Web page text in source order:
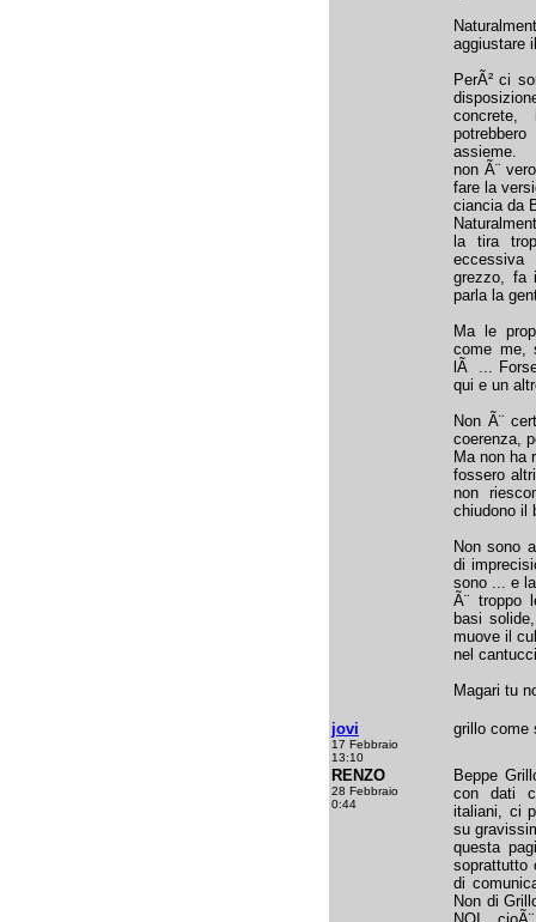
aggiustare
PerÃ² ci
assieme.
non Ã¨
fare la
ciancia da
la tira
grezzo, fa
parla la
Ma le
come me,
lÃ ...
qui e un
Non Ã¨
coerenza,
Ma non ha
fossero
non
chiudono il
Non sono
di
sono ... e
Ã¨ troppo
basi
muove il
nel
Magari tu
jovi
17 Febbraio
13:10
grillo come
RENZO
28 Febbraio
0:44
Beppe
con dati
italiani, ci
su
questa
soprattutto
di
Non di